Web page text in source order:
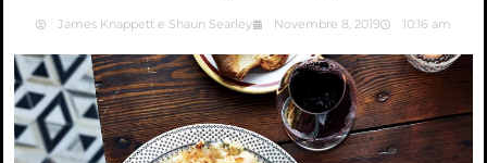
James Knappett e Shaun Searley Novembre 8, 2019 10:16 am